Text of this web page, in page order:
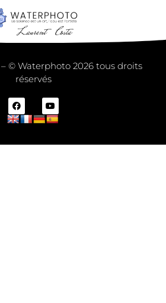
© Waterphoto 2026 tous droits
réservés